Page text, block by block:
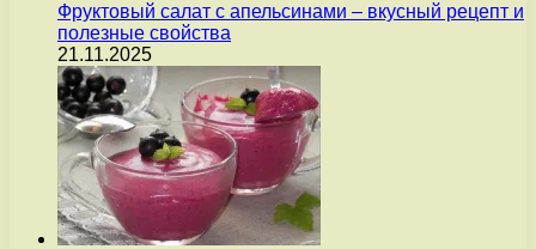
Фруктовый салат с апельсинами – вкусный рецепт и
полезные свойства
21.11.2025